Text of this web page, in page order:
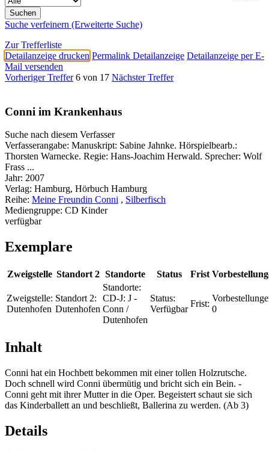
Suche verfeinern (Erweiterte Suche)
Zur Trefferliste
Detailanzeige drucken Permalink Detailanzeige Detailanzeige per E-
Mail versenden
Vorheriger Treffer 6 von 17 Nächster Treffer
Conni im Krankenhaus
Suche nach diesem Verfasser
Verfasserangabe: Manuskript: Sabine Jahnke. Hörspielbearb.:
Thorsten Warnecke. Regie: Hans-Joachim Herwald. Sprecher: Wolf
Frass ...
Jahr: 2007
Verlag: Hamburg, Hörbuch Hamburg
Reihe: Meine Freundin Conni , Silberfisch
Mediengruppe: CD Kinder
verfügbar
Exemplare
Zweigstelle Standort 2 Standorte Status Frist
Zweigstelle:
Dutenhofen
Standort 2:
Dutenhofen
Standorte:
CD-J: J -
Conn /
Dutenhofen
Status:
Verfügbar
Frist:
0
Inhalt
Conni hat ein Hochbett bekommen mit einer tollen Holzrutsche.
Doch schnell wird Conni übermütig und bricht sich ein Bein. -
Conni geht mit ihrer Mutter in die Oper. Begeistert schaut sie sich
das Kinderballett an und beschließt, Ballerina zu werden. (Ab 3)
Details